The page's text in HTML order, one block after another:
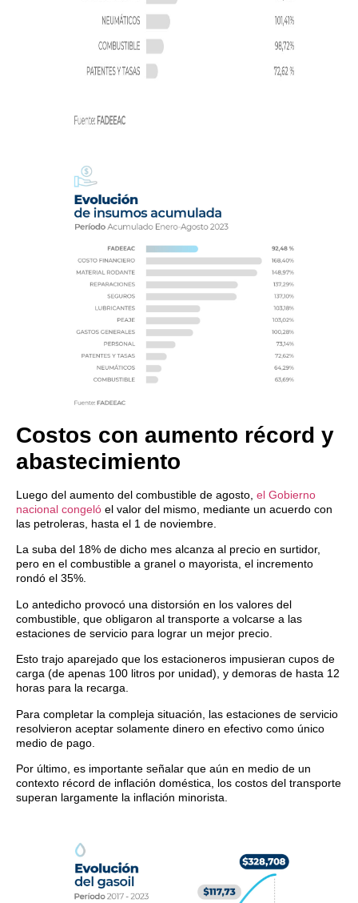
Costos con aumento récord y
abastecimiento
Luego del aumento del combustible de agosto, el Gobierno
nacional congeló el valor del mismo, mediante un acuerdo con
las petroleras, hasta el 1 de noviembre.
La suba del 18% de dicho mes alcanza al precio en surtidor,
pero en el combustible a granel o mayorista, el incremento
rondó el 35%.
Lo antedicho provocó una distorsión en los valores del
combustible, que obligaron al transporte a volcarse a las
estaciones de servicio para lograr un mejor precio.
Esto trajo aparejado que los estacioneros impusieran cupos de
carga (de apenas 100 litros por unidad), y demoras de hasta 12
horas para la recarga.
Para completar la compleja situación, las estaciones de servicio
resolvieron aceptar solamente dinero en efectivo como único
medio de pago.
Por último, es importante señalar que aún en medio de un
contexto récord de inflación doméstica, los costos del transporte
superan largamente la inflación minorista.